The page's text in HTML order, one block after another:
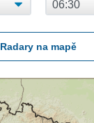
Radary na mapě